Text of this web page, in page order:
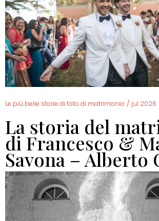
Le più belle storie di foto di matrimonio / jul 2026
La storia del
di Francesco &
Savona – Alberto